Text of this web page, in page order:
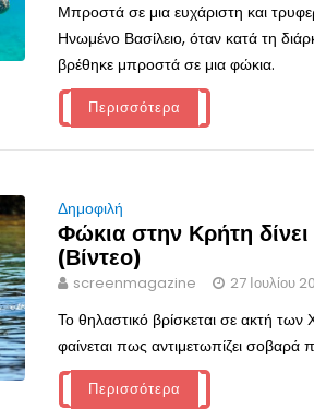
Μπροστά σε μια ευχάριστη και
Ηνωμένο Βασίλειο, όταν κατά τη
βρέθηκε μπροστά σε μια φώκια.
Περισσότερα
Δημοφιλή
Φώκια στην Κρήτη
(Βίντεο)
screenmagazine 27 Ιουλίου
Το θηλαστικό βρίσκεται σε ακτή
φαίνεται πως αντιμετωπίζει σοβαρά
Περισσότερα